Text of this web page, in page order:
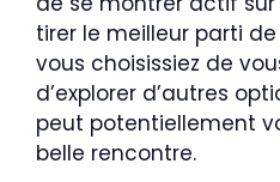
tirer le meilleur parti de
vous choisissiez de
d’explorer d’autres
peut potentiellement
belle rencontre.